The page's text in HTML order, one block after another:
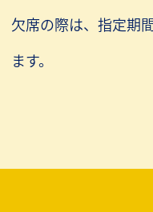
欠席の際は、指定期
ます。